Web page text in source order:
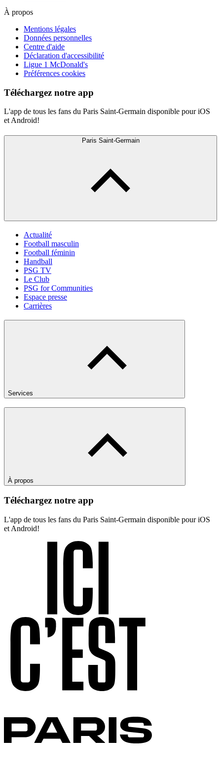
À propos
Mentions légales
Données personnelles
Centre d'aide
Déclaration d'accessibilité
Ligue 1 McDonald's
Préférences cookies
Téléchargez notre app
L'app de tous les fans du Paris Saint-Germain disponible pour iOS
et Android!
Paris Saint-Germain
Actualité
Football masculin
Football féminin
Handball
PSG TV
Le Club
PSG for Communities
Espace presse
Carrières
Services
À propos
Téléchargez notre app
L'app de tous les fans du Paris Saint-Germain disponible pour iOS
et Android!